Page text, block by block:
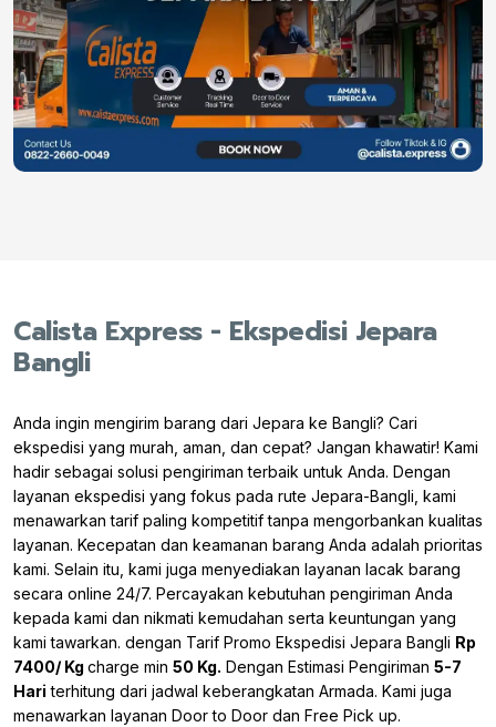
Calista Express - Ekspedisi Jepara
Bangli
Anda ingin mengirim barang dari Jepara ke Bangli? Cari
ekspedisi yang murah, aman, dan cepat? Jangan khawatir! Kami
hadir sebagai solusi pengiriman terbaik untuk Anda. Dengan
layanan ekspedisi yang fokus pada rute Jepara-Bangli, kami
menawarkan tarif paling kompetitif tanpa mengorbankan kualitas
layanan. Kecepatan dan keamanan barang Anda adalah prioritas
kami. Selain itu, kami juga menyediakan layanan lacak barang
secara online 24/7. Percayakan kebutuhan pengiriman Anda
kepada kami dan nikmati kemudahan serta keuntungan yang
kami tawarkan. dengan Tarif Promo Ekspedisi Jepara Bangli Rp
7400/ Kg charge min 50 Kg. Dengan Estimasi Pengiriman 5-7
Hari terhitung dari jadwal keberangkatan Armada. Kami juga
menawarkan layanan Door to Door dan Free Pick up.